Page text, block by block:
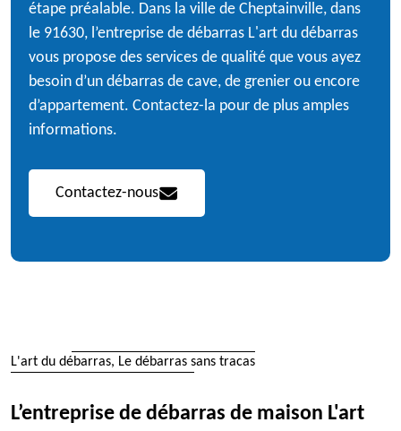
étape préalable. Dans la ville de Cheptainville, dans
le 91630, l’entreprise de débarras L'art du débarras
vous propose des services de qualité que vous ayez
besoin d’un débarras de cave, de grenier ou encore
d’appartement. Contactez-la pour de plus amples
informations.
Contactez-nous
L'art du débarras, Le débarras sans tracas
L’entreprise de débarras de maison L'art